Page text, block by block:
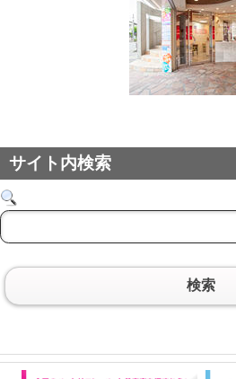
サイト内検索
検索